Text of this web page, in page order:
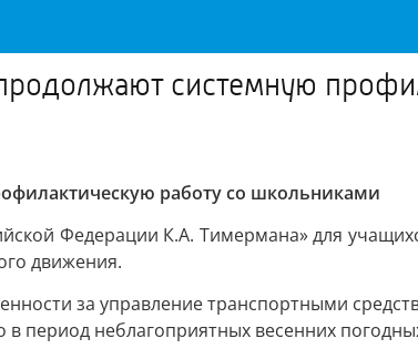
системную
работу со школьниками
Федерации К.А. Тимермана» для
движения.
за управление транспортными
период неблагоприятных весенних